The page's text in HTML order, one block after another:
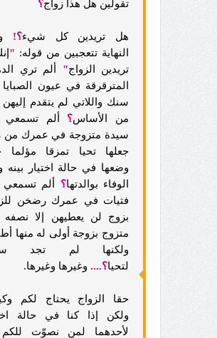
تقولين هل هذا زواج؟
هل تريدين كل شيء؟!
النهاية تتعجبين من قوله: "
تريدين الزواج"
ألم تري
المترقرقة في عيون
سنك واللاتي لم يتقدم إليهن
من الأساس؟
ألم
سيدة متزوجة في عمرك من
جعلها تحيا تمزقا مؤلما
وضعها في حالة اختيار بينه
الوفاء بوالدتها؟
ألم
فتيات في عمرك رضخن
بزوج لن يعطيهن إلا نصفه
متزوج بزوجة أولى له منها
ولكنها لم تجد
لتحيا؟.... وغيرها وغيرها.
حقا الزواج يحتاج لكم
ولكن إذا كنا في حالة
لأحدهما لمن نصوّت